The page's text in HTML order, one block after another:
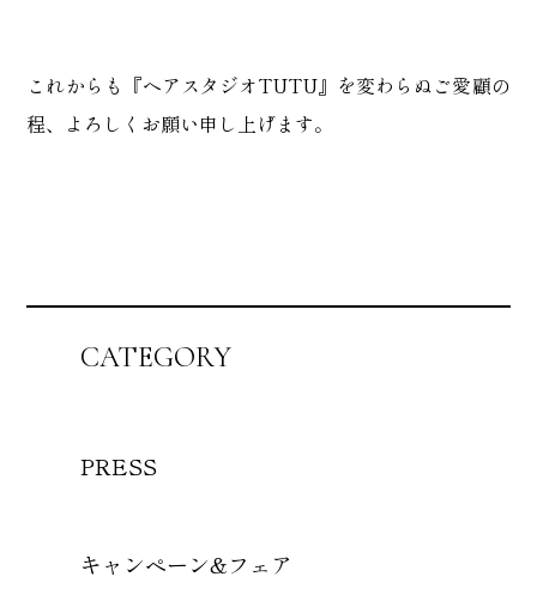
これからも『ヘアスタジオTUTU』を変わらぬご愛顧の
程、よろしくお願い申し上げます。
CATEGORY
PRESS
キャンペーン&フェア